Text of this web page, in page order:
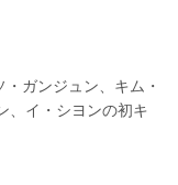
ガンジュン、キム・
、イ・シヨンの初キ